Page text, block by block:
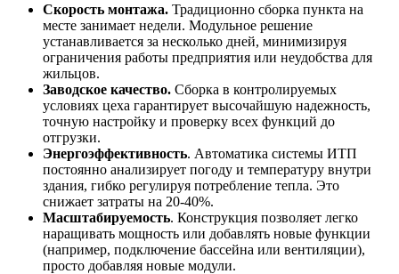
Скорость монтажа. Традиционно сборка пункта на
месте занимает недели. Модульное решение
устанавливается за несколько дней, минимизируя
ограничения работы предприятия или неудобства для
жильцов.
Заводское качество. Сборка в контролируемых
условиях цеха гарантирует высочайшую надежность,
точную настройку и проверку всех функций до
отгрузки.
Энергоэффективность. Автоматика системы ИТП
постоянно анализирует погоду и температуру внутри
здания, гибко регулируя потребление тепла. Это
снижает затраты на 20-40%.
Масштабируемость. Конструкция позволяет легко
наращивать мощность или добавлять новые функции
(например, подключение бассейна или вентиляции),
просто добавляя новые модули.